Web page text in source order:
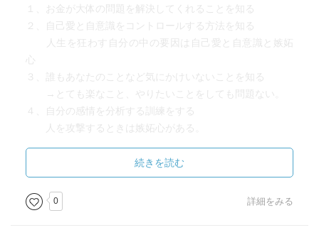
１、お金が大体の問題を解決してくれることを知る
２、自己愛と自意識をコントロールする方法を知る
人生を狂わす自分の中の要因は自己愛と自意識と嫉妬
心
３、誰もあなたのことなど気にかけいないことを知る
→とても楽なこと、やりたいことをしても問題ない。
４、自分の感情を分析する訓練をする
人を攻撃するときは嫉妬心がある。
自分が苦労したことをやっていない、
自分より優れたものを持っている）
嫉妬心を呼び起こす要因が何かを考えて改善してい
く。
続きを読む
0 詳細をみる